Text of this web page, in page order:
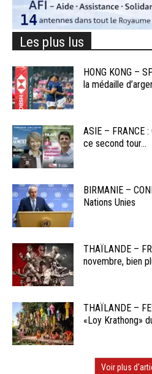
Les plus lus
HONG KONG –
la médaille
ASIE – FRANCE
ce second tour...
BIRMANIE –
Nations Unies
THAÏLANDE –
novembre, bien
THAÏLANDE –
«Loy Krathong»
Voir plus